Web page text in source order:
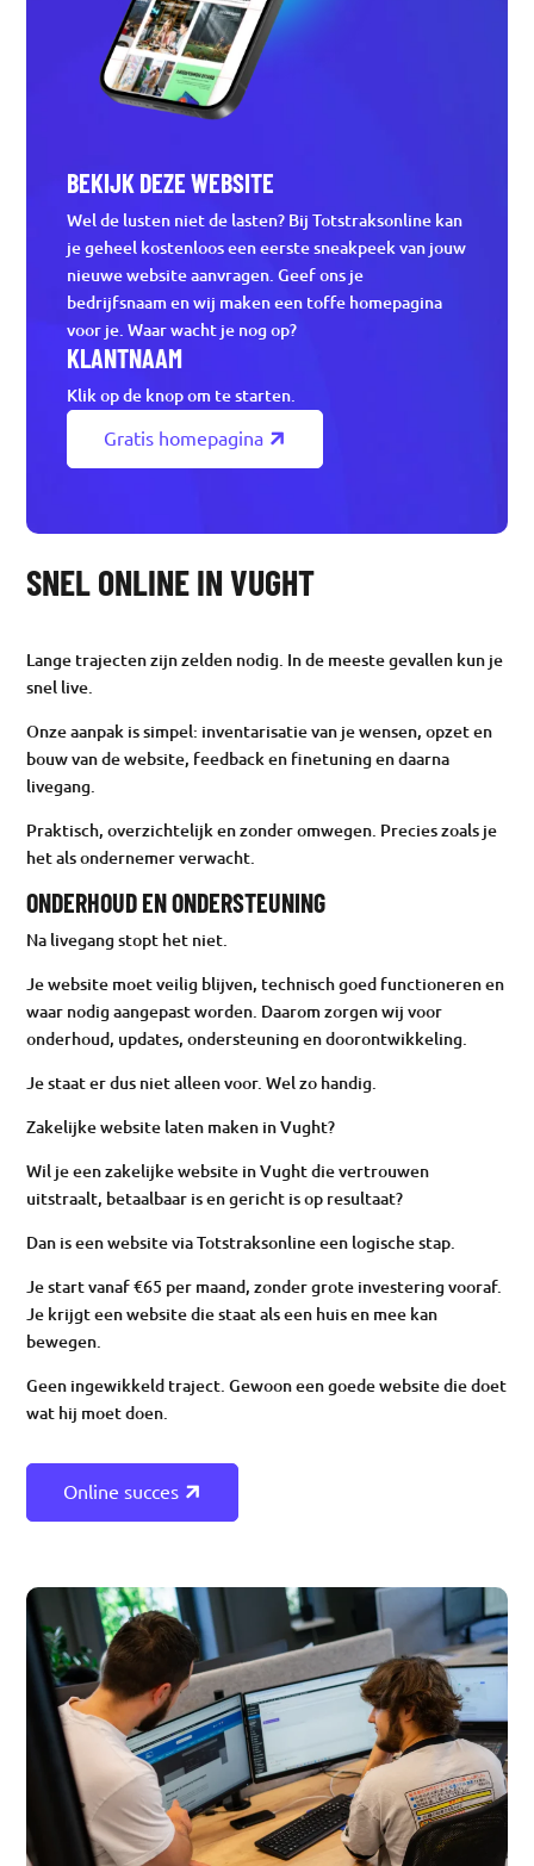
BEKIJK DEZE WEBSITE
Wel de lusten niet de lasten? Bij Totstraksonline kan
je geheel kostenloos een eerste sneakpeek van jouw
nieuwe website aanvragen. Geef ons je
bedrijfsnaam en wij maken een toffe homepagina
voor je. Waar wacht je nog op?
KLANTNAAM
Klik op de knop om te starten.
Gratis homepagina
SNEL ONLINE IN VUGHT
Lange trajecten zijn zelden nodig. In de meeste gevallen kun je
snel live.
Onze aanpak is simpel: inventarisatie van je wensen, opzet en
bouw van de website, feedback en finetuning en daarna
livegang.
Praktisch, overzichtelijk en zonder omwegen. Precies zoals je
het als ondernemer verwacht.
ONDERHOUD EN ONDERSTEUNING
Na livegang stopt het niet.
Je website moet veilig blijven, technisch goed functioneren en
waar nodig aangepast worden. Daarom zorgen wij voor
onderhoud, updates, ondersteuning en doorontwikkeling.
Je staat er dus niet alleen voor. Wel zo handig.
Zakelijke website laten maken in Vught?
Wil je een zakelijke website in Vught die vertrouwen
uitstraalt, betaalbaar is en gericht is op resultaat?
Dan is een website via Totstraksonline een logische stap.
Je start vanaf €65 per maand, zonder grote investering vooraf.
Je krijgt een website die staat als een huis en mee kan
bewegen.
Geen ingewikkeld traject. Gewoon een goede website die doet
wat hij moet doen.
Online succes